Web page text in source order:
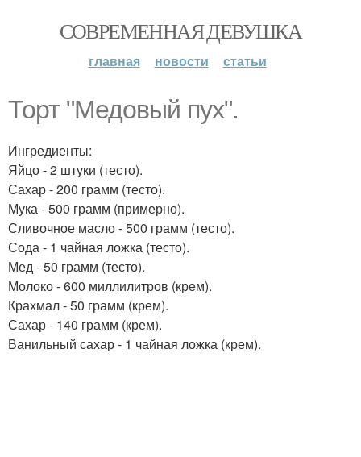
СОВРЕМЕННАЯ ДЕВУШКА
главная новости статьи
Торт "Медовый пух".
Ингредиенты:
Яйцо - 2 штуки (тесто).
Сахар - 200 грамм (тесто).
Мука - 500 грамм (примерно).
Сливочное масло - 500 грамм (тесто).
Сода - 1 чайная ложка (тесто).
Мед - 50 грамм (тесто).
Молоко - 600 миллилитров (крем).
Крахмал - 50 грамм (крем).
Сахар - 140 грамм (крем).
Ванильный сахар - 1 чайная ложка (крем).